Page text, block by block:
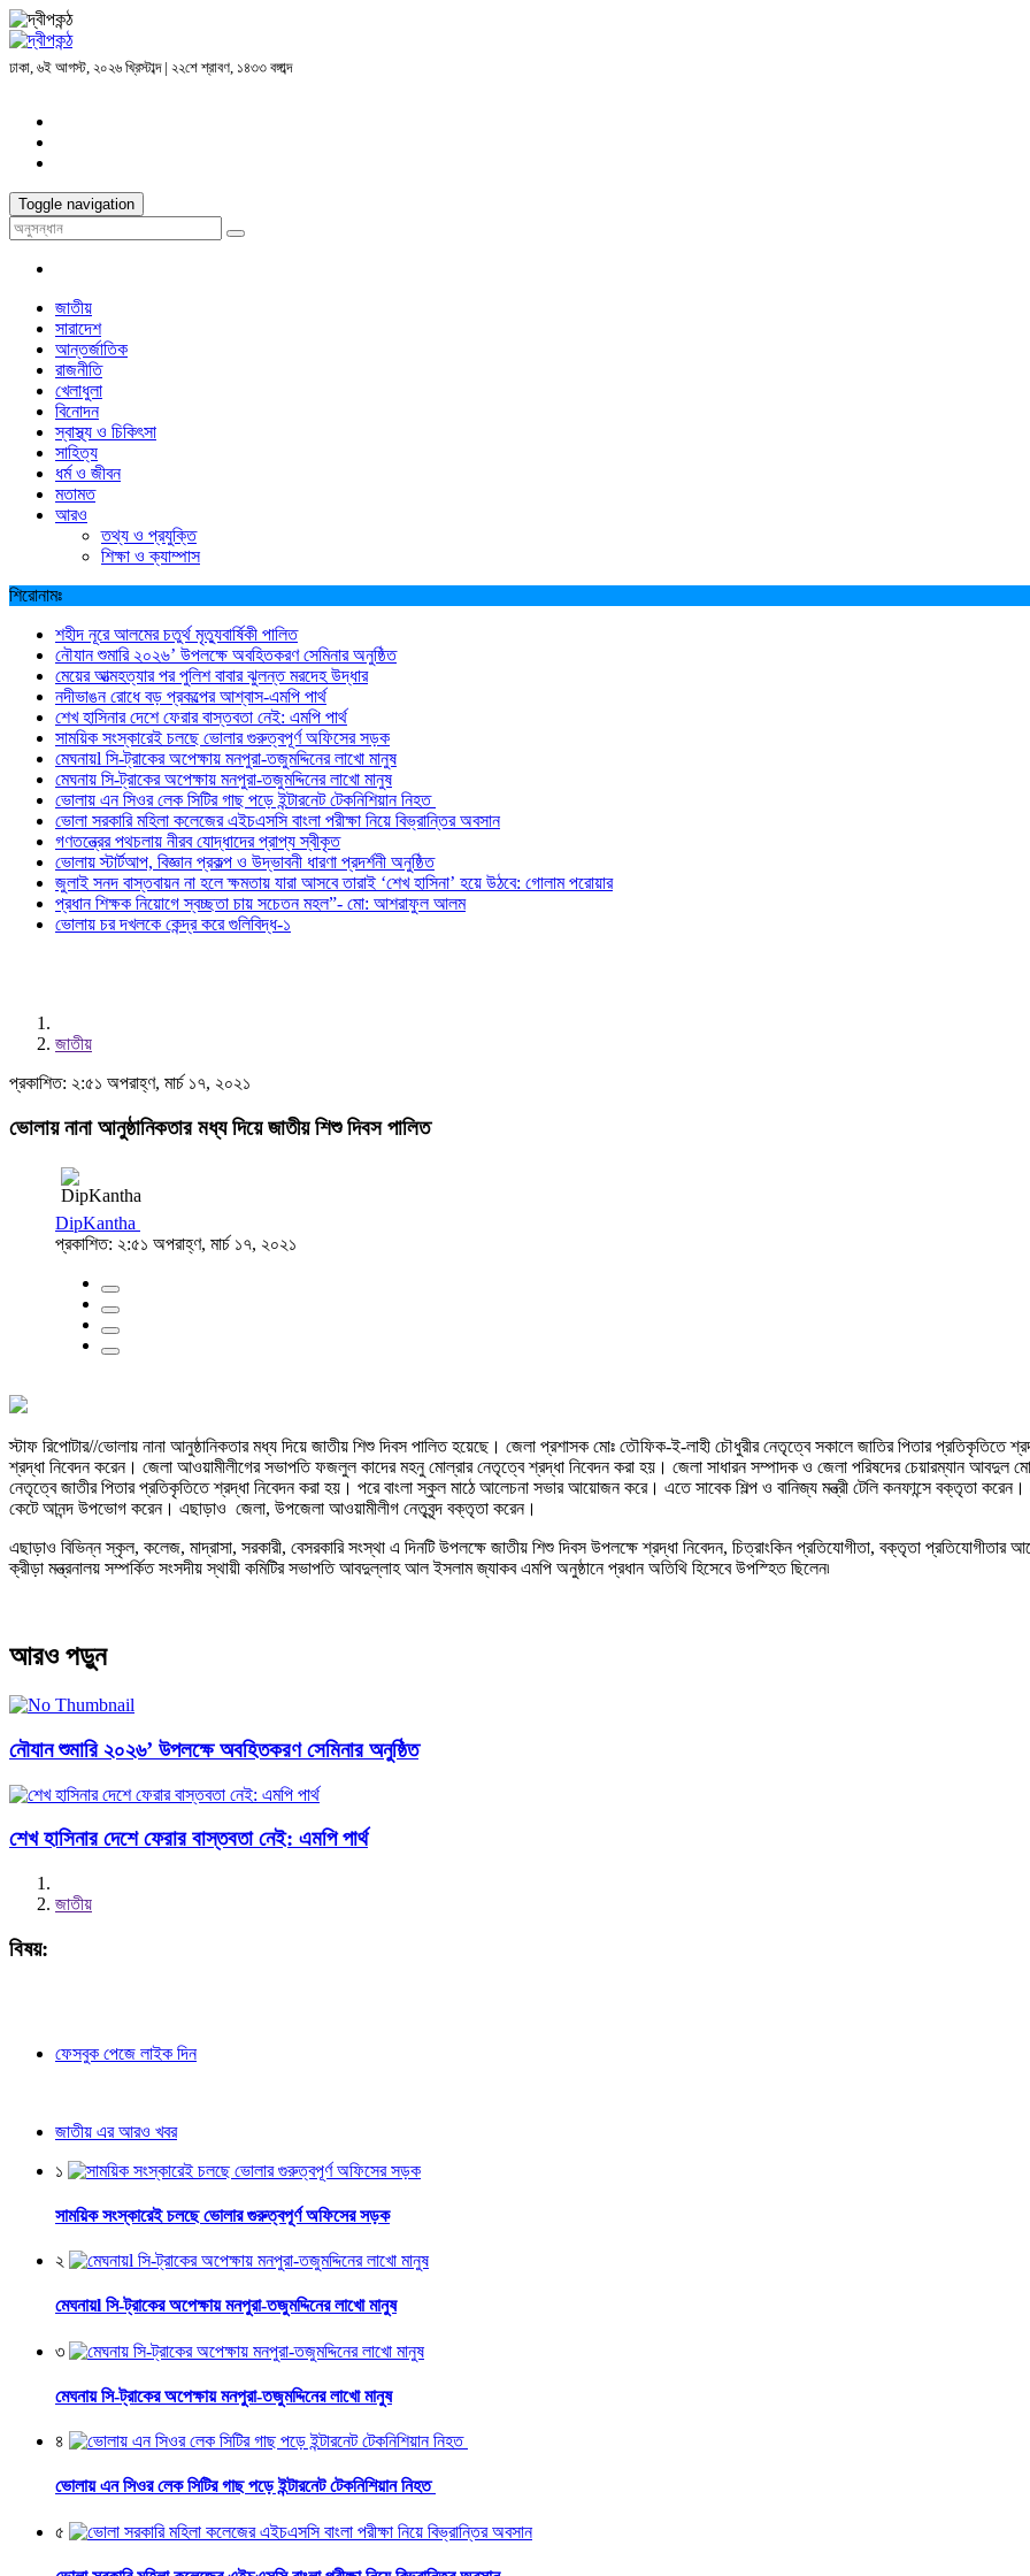
ঢাকা, ৬ই আগস্ট, ২০২৬ খ্রিস্টাব্দ | ২২শে শ্রাবণ, ১৪৩৩ বঙ্গাব্দ
Toggle navigation
জাতীয়
সারাদেশ
আন্তর্জাতিক
রাজনীতি
খেলাধুলা
বিনোদন
স্বাস্থ্য ও চিকিৎসা
সাহিত্য
ধর্ম ও জীবন
মতামত
আরও
তথ্য ও প্রযুক্তি
শিক্ষা ও ক্যাম্পাস
শিরোনামঃ
শহীদ নূরে আলমের চতুর্থ মৃত্যুবার্ষিকী পালিত
নৌযান শুমারি ২০২৬’ উপলক্ষে অবহিতকরণ সেমিনার অনুষ্ঠিত
মেয়ের আত্মহত্যার পর পুলিশ বাবার ঝুলন্ত মরদেহ উদ্ধার
নদীভাঙন রোধে বড় প্রকল্পের আশ্বাস-এমপি পার্থ
শেখ হাসিনার দেশে ফেরার বাস্তবতা নেই: এমপি পার্থ
সাময়িক সংস্কারেই চলছে ভোলার গুরুত্বপূর্ণ অফিসের সড়ক
মেঘনায়l সি-ট্রাকের অপেক্ষায় মনপুরা-তজুমদ্দিনের লাখো মানুষ
মেঘনায় সি-ট্রাকের অপেক্ষায় মনপুরা-তজুমদ্দিনের লাখো মানুষ
ভোলায় এন সিওর লেক সিটির গাছ পড়ে ইন্টারনেট টেকনিশিয়ান নিহত
ভোলা সরকারি মহিলা কলেজের এইচএসসি বাংলা পরীক্ষা নিয়ে বিভ্রান্তির অবসান
গণতন্ত্রের পথচলায় নীরব যোদ্ধাদের প্রাপ্য স্বীকৃত
ভোলায় স্টার্টআপ, বিজ্ঞান প্রকল্প ও উদ্ভাবনী ধারণা প্রদর্শনী অনুষ্ঠিত
জুলাই সনদ বাস্তবায়ন না হলে ক্ষমতায় যারা আসবে তারাই ‘শেখ হাসিনা’ হয়ে উঠবে: গোলাম পরোয়ার
প্রধান শিক্ষক নিয়োগে স্বচ্ছতা চায় সচেতন মহল”- মো: আশরাফুল আলম
ভোলায় চর দখলকে কেন্দ্র করে গুলিবিদ্ধ-১
জাতীয়
প্রকাশিত: ২:৫১ অপরাহ্ণ, মার্চ ১৭, ২০২১
ভোলায় নানা আনুষ্ঠানিকতার মধ্য দিয়ে জাতীয় শিশু দিবস পালিত
DipKantha
প্রকাশিত: ২:৫১ অপরাহ্ণ, মার্চ ১৭, ২০২১
স্টাফ রিপোটার//ভোলায় নানা আনুষ্ঠানিকতার মধ্য দিয়ে জাতীয় শিশু দিবস পালিত হয়েছে। জেলা প্রশাসক মোঃ তৌফিক-ই-লাহী চৌধুরীর নেতৃত্বে সকালে জাতির পিতার
শ্রদ্ধা নিবেদন করেন। জেলা আওয়ামীলীগের সভাপতি ফজলুল কাদের মহনু মোল্রার নেতৃত্বে শ্রদ্ধা নিবেদন করা হয়। জেলা সাধারন সম্পাদক ও জেলা পরিষদের চেয়ারম্যান আবদুল
নেতৃত্বে জাতীর পিতার প্রতিকৃতিতে শ্রদ্ধা নিবেদন করা হয়। পরে বাংলা স্কুল মাঠে আলেচনা সভার আয়োজন করে। এতে সাবেক শিল্প ও বানিজ্য মন্ত্রী টেলি কনফান্সে বক্তৃতা
কেটে আনন্দ উপভোগ করেন। এছাড়াও জেলা, উপজেলা আওয়ামীলীগ নেতৃবৃন্দ বক্তৃতা করেন।
এছাড়াও বিভিন্ন স্কৃল, কলেজ, মাদ্রাসা, সরকারী, বেসরকারি সংস্থা এ দিনটি উপলক্ষে জাতীয় শিশু দিবস উপলক্ষে শ্রদ্ধা নিবেদন, চিত্রাংকিন প্রতিযোগীতা, বক্তৃতা
ক্রীড়া মন্ত্রনালয় সম্পর্কিত সংসদীয় স্থায়ী কমিটির সভাপতি আবদুল্লাহ আল ইসলাম জ্যাকব এমপি অনুষ্ঠানে প্রধান অতিথি হিসেবে উপস্হিত ছিলেন৷
আরও পড়ুন
নৌযান শুমারি ২০২৬’ উপলক্ষে অবহিতকরণ সেমিনার অনুষ্ঠিত
শেখ হাসিনার দেশে ফেরার বাস্তবতা নেই: এমপি পার্থ
জাতীয়
বিষয়:
ফেসবুক পেজে লাইক দিন
জাতীয় এর আরও খবর
১
সাময়িক সংস্কারেই চলছে ভোলার গুরুত্বপূর্ণ অফিসের সড়ক
২
মেঘনায়l সি-ট্রাকের অপেক্ষায় মনপুরা-তজুমদ্দিনের লাখো মানুষ
৩
মেঘনায় সি-ট্রাকের অপেক্ষায় মনপুরা-তজুমদ্দিনের লাখো মানুষ
৪
ভোলায় এন সিওর লেক সিটির গাছ পড়ে ইন্টারনেট টেকনিশিয়ান নিহত
৫